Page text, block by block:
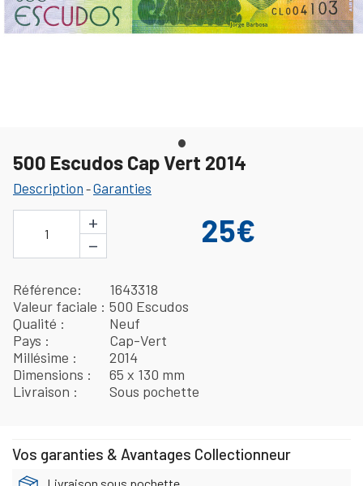
500 Escudos Cap Vert 2014
Description -Garanties
1
+
−
25€
Référence
1643318
Valeur faciale
500 Escudos
Qualité
Neuf
Pays
Cap-Vert
Millésime
2014
Dimensions
65 x 130 mm
Livraison
Sous pochette
Vos garanties & Avantages Collectionneur
Livraison sous pochette